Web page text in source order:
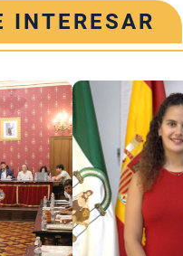
INTERESAR